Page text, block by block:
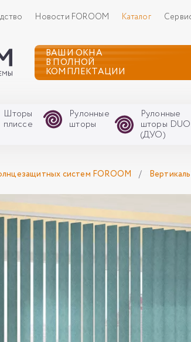
Новости FOROOM Каталог
ВАШИ ОКНА
В ПОЛНОЙ
КОМПЛЕКТАЦИИ
Шторы
плиссе
Рулонные
шторы
Рулонные
шторы DUO
(ДУО)
систем FOROOM /